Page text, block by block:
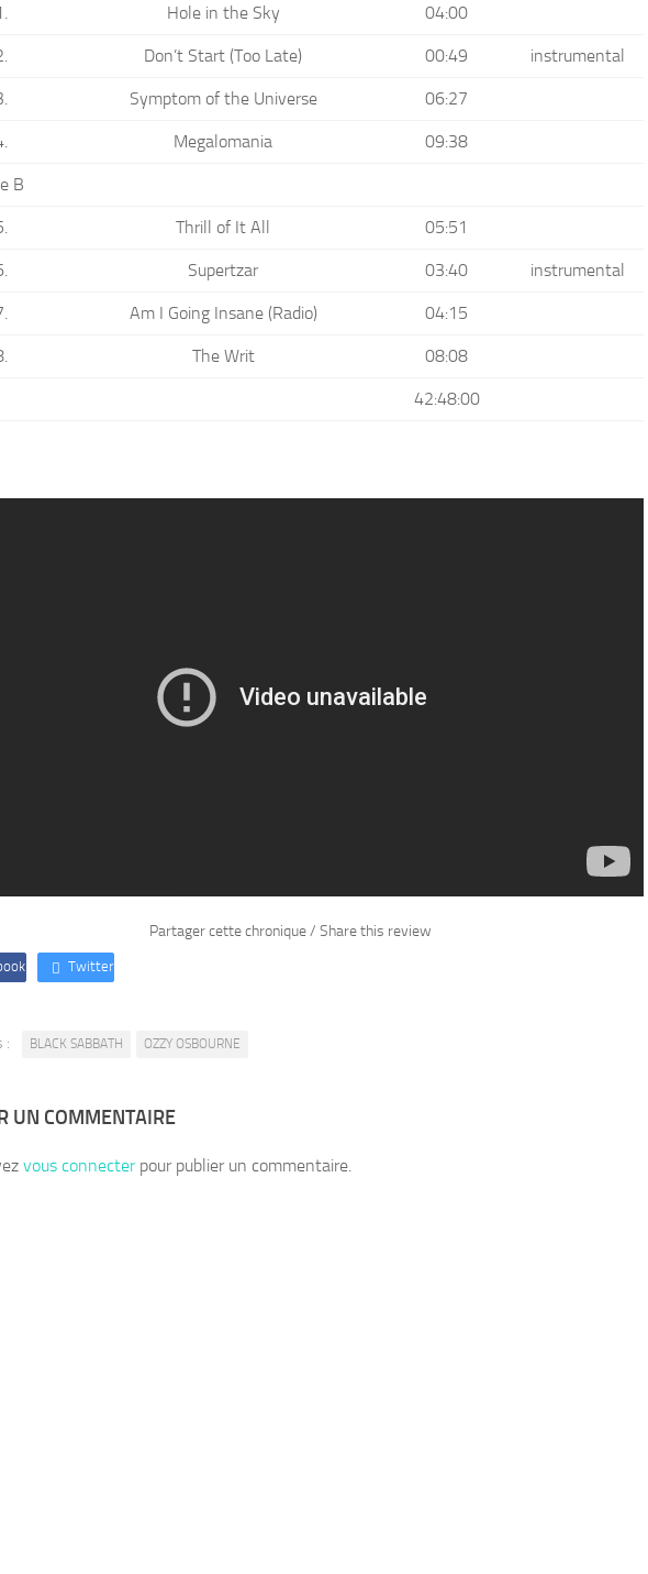
Hole in the Sky 04:00
Don’t Start (Too Late) 00:49 instrumental
Symptom of the Universe 06:27
Megalomania 09:38
B
Thrill of It All 05:51
Supertzar 03:40 instrumental
Am I Going Insane (Radio) 04:15
The Writ 08:08
42:48:00
Partager cette chronique / Share this review
Twitter
: BLACK SABBATH OZZY OSBOURNE
UN COMMENTAIRE
vous connecterpour publier un commentaire.